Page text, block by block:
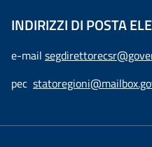
INDIRIZZI DI POSTA
e-mail
pec